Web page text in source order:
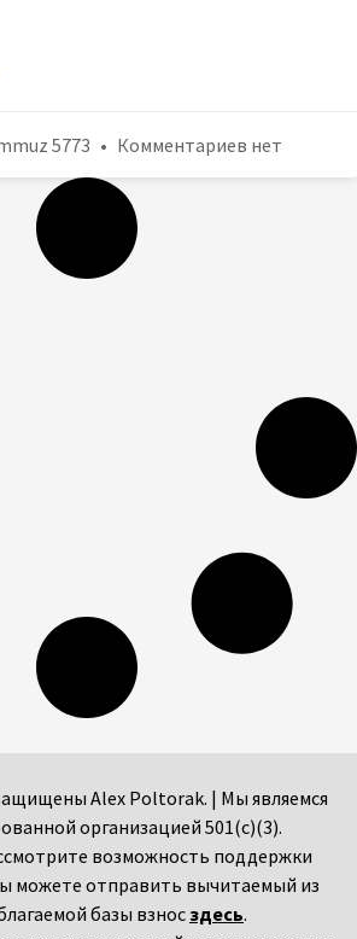
5773 Комментариев нет
Alex Poltorak. | Мы являемся
организацией 501(c)(3).
возможность поддержки
можете отправить вычитаемый из
базы взнос здесь.